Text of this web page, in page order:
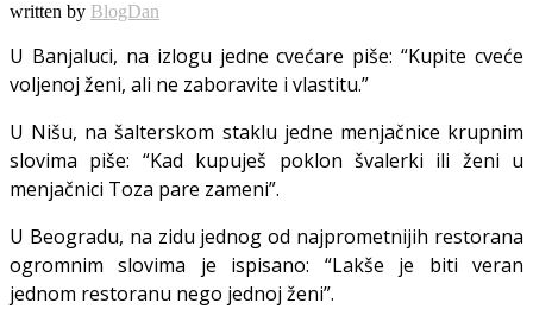
written by BlogDan
U Banjaluci, na izlogu jedne cvećare piše: “Kupite cveće
voljenoj ženi, ali ne zaboravite i vlastitu.”
U Nišu, na šalterskom staklu jedne menjačnice krupnim
slovima piše: “Kad kupuješ poklon švalerki ili ženi u
menjačnici Toza pare zameni”.
U Beogradu, na zidu jednog od najprometnijih restorana
ogromnim slovima je ispisano: “Lakše je biti veran
jednom restoranu nego jednoj ženi”.